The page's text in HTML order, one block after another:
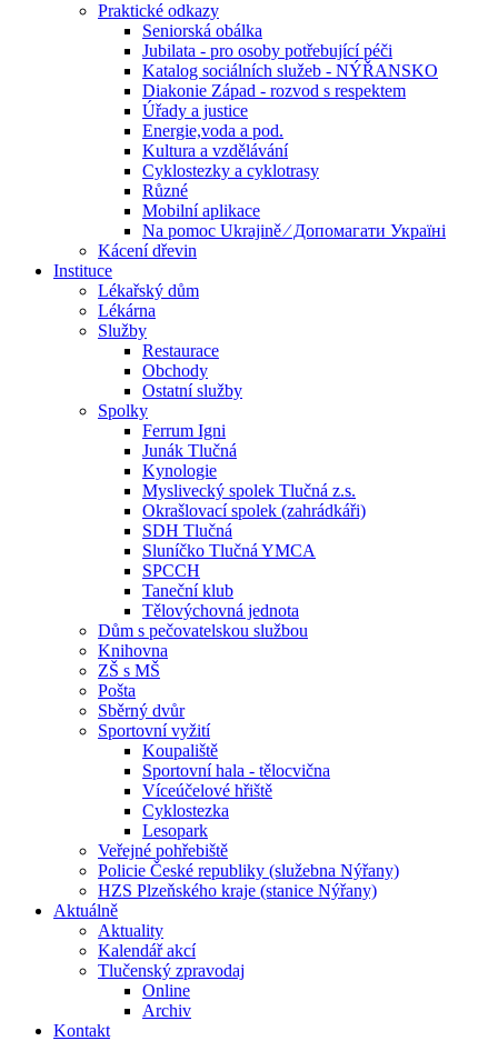
Praktické odkazy
Seniorská obálka
Jubilata - pro osoby potřebující péči
Katalog sociálních služeb - NÝŘANSKO
Diakonie Západ - rozvod s respektem
Úřady a justice
Energie,voda a pod.
Kultura a vzdělávání
Cyklostezky a cyklotrasy
Různé
Mobilní aplikace
Na pomoc Ukrajině ⁄ Допомагати Україні
Kácení dřevin
Instituce
Lékařský dům
Lékárna
Služby
Restaurace
Obchody
Ostatní služby
Spolky
Ferrum Igni
Junák Tlučná
Kynologie
Myslivecký spolek Tlučná z.s.
Okrašlovací spolek (zahrádkáři)
SDH Tlučná
Sluníčko Tlučná YMCA
SPCCH
Taneční klub
Tělovýchovná jednota
Dům s pečovatelskou službou
Knihovna
ZŠ s MŠ
Pošta
Sběrný dvůr
Sportovní vyžití
Koupaliště
Sportovní hala - tělocvična
Víceúčelové hřiště
Cyklostezka
Lesopark
Veřejné pohřebiště
Policie České republiky (služebna Nýřany)
HZS Plzeňského kraje (stanice Nýřany)
Aktuálně
Aktuality
Kalendář akcí
Tlučenský zpravodaj
Online
Archiv
Kontakt